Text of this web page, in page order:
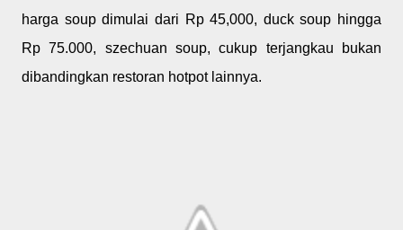
harga soup dimulai dari Rp 45,000, duck soup hingga
Rp 75.000, szechuan soup, cukup terjangkau bukan
dibandingkan restoran hotpot lainnya.